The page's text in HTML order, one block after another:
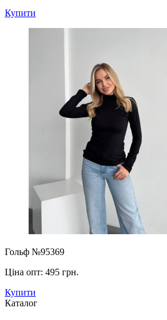
Купити
Гольф №95369
Ціна опт: 495 грн.
Купити
Каталог